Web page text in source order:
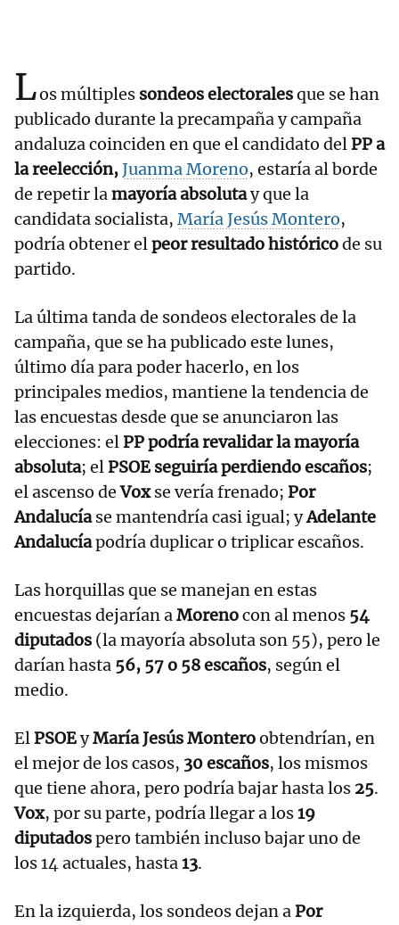
Los múltiples sondeos electoralesque se han
publicado durante la precampaña y campaña
andaluza coinciden en que el candidato delPP a
la reelección,Juanma Moreno, estaría al borde
de repetir lamayoría absolutay que la
candidata socialista, María Jesús Montero,
podría obtener elpeor resultado históricode su
partido.
La última tanda de sondeos electorales de la
campaña, que se ha publicado este lunes,
último día para poder hacerlo, en los
principales medios, mantiene la tendencia de
las encuestas desde que se anunciaron las
elecciones: elPP podría revalidar la mayoría
absoluta; elPSOE seguiría perdiendo escaños;
el ascenso deVoxse vería frenado; Por
Andalucíase mantendría casi igual; yAdelante
Andalucíapodría duplicar o triplicar escaños.
Las horquillas que se manejan en estas
encuestas dejarían aMorenocon al menos 54
diputados (la mayoría absoluta son 55), pero le
darían hasta 56, 57 o 58 escaños, según el
medio.
ElPSOEyMaría Jesús Monteroobtendrían, en
el mejor de los casos, 30 escaños, los mismos
que tiene ahora, pero podría bajar hasta los 25.
Vox, por su parte, podría llegar a los19
diputadospero también incluso bajar uno de
los 14 actuales, hasta13.
En la izquierda, los sondeos dejan aPor